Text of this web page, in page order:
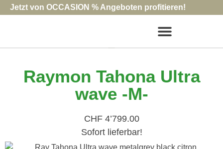
Jetzt von OCCASION % Angeboten profitieren!
Raymon Tahona Ultra
wave -M-
CHF 4’799.00
Sofort lieferbar!